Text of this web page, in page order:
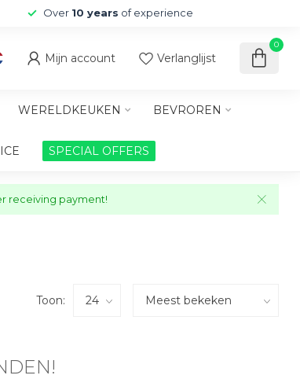
Over 10 years of experience
Mijn account Verlanglijst
0
WERELDKEUKEN BEVROREN
SPECIAL OFFERS
receiving payment!
Toon: